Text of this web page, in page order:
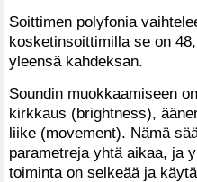
Soittimen polyfonia
kosketinsoittimilla se on
yleensä kahdeksan.
Soundin muokkaamiseen
kirkkaus (brightness),
liike (movement). Nämä
parametreja yhtä aikaa, ja
toiminta on selkeää ja